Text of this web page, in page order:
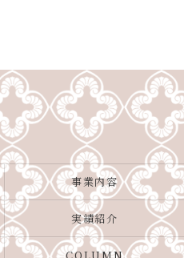
事業内容
実績紹介